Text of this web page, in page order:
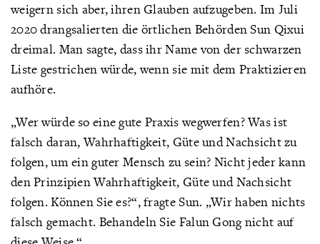
weigern sich aber, ihren Glauben aufzugeben. Im Juli
2020 drangsalierten die örtlichen Behörden Sun Qixui
dreimal. Man sagte, dass ihr Name von der schwarzen
Liste gestrichen würde, wenn sie mit dem Praktizieren
aufhöre.
„Wer würde so eine gute Praxis wegwerfen? Was ist
falsch daran, Wahrhaftigkeit, Güte und Nachsicht zu
folgen, um ein guter Mensch zu sein? Nicht jeder kann
den Prinzipien Wahrhaftigkeit, Güte und Nachsicht
folgen. Können Sie es?“, fragte Sun. „Wir haben nichts
falsch gemacht. Behandeln Sie Falun Gong nicht auf